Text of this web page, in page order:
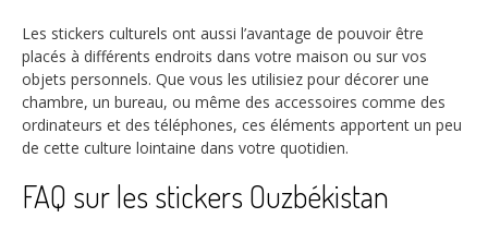
Les stickers culturels ont aussi l’avantage de pouvoir être
placés à différents endroits dans votre maison ou sur vos
objets personnels. Que vous les utilisiez pour décorer une
chambre, un bureau, ou même des accessoires comme des
ordinateurs et des téléphones, ces éléments apportent un peu
de cette culture lointaine dans votre quotidien.
FAQ sur les stickers Ouzbékistan